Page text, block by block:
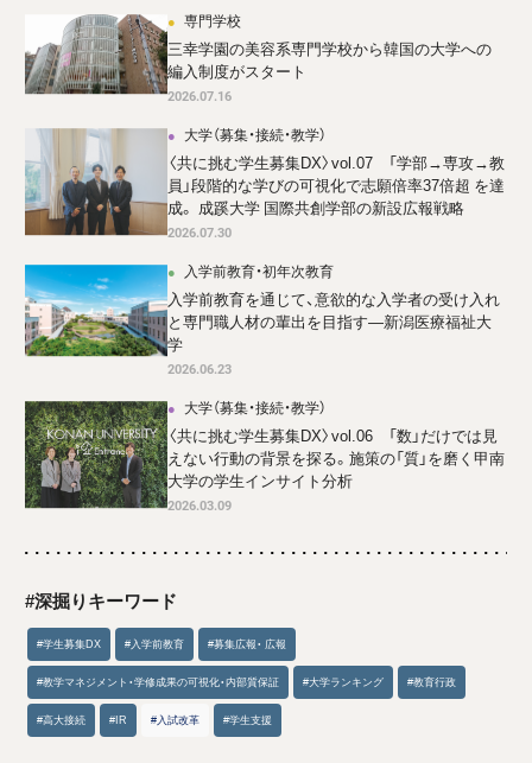
専門学校
三幸学園の美容系専門学校から韓国の大学への
編入制度がスタート
2026.07.16
大学（募集・接続・教学）
〈共に挑む学生募集DX〉vol.07 「学部→専攻→教
員」段階的な学びの可視化で志願倍率37倍超 を達
成。 成蹊大学 国際共創学部の新設広報戦略
2026.07.30
入学前教育・初年次教育
入学前教育を通じて、意欲的な入学者の受け入れ
と専門職人材の輩出を目指す―新潟医療福祉大
学
2026.06.23
大学（募集・接続・教学）
〈共に挑む学生募集DX〉vol.06 「数」だけでは見
えない行動の背景を探る。施策の「質」を磨く甲南
大学の学生インサイト分析
2026.03.09
#深掘りキーワード
#学生募集DX #入学前教育 #募集広報・ 広報
#教学マネジメント・学修成果の可視化・内部質保証 #大学ランキング #教育行政
#高大接続 #IR #入試改革 #学生支援